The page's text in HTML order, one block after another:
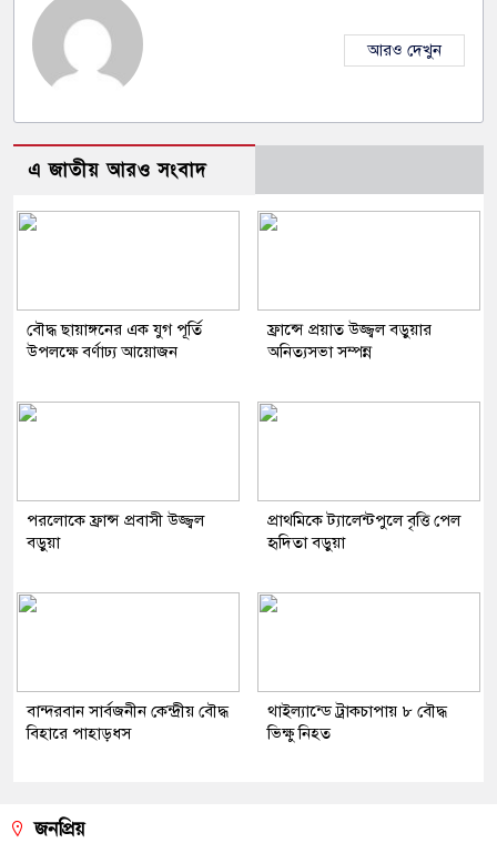
আরও দেখুন
এ জাতীয় আরও সংবাদ
বৌদ্ধ ছায়াঙ্গনের এক যুগ পূর্তি
উপলক্ষে বর্ণাঢ্য আয়োজন
ফ্রান্সে প্রয়াত উজ্জ্বল বড়ুয়ার
অনিত্যসভা সম্পন্ন
পরলোকে ফ্রান্স প্রবাসী উজ্জ্বল
বড়ুয়া
প্রাথমিকে ট্যালেন্টপুলে বৃত্তি পেল
হৃদিতা বড়ুয়া
বান্দরবান সার্বজনীন কেন্দ্রীয় বৌদ্ধ
বিহারে পাহাড়ধস
থাইল্যান্ডে ট্রাকচাপায় ৮ বৌদ্ধ
ভিক্ষু নিহত
জনপ্রিয়